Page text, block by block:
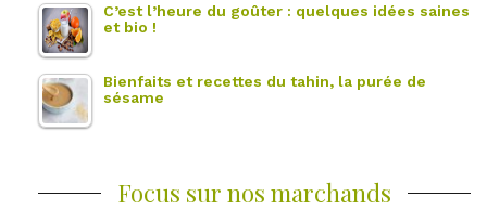
C’est l’heure du goûter : quelques idées saines
et bio !
Bienfaits et recettes du tahin, la purée de
sésame
Focus sur nos marchands